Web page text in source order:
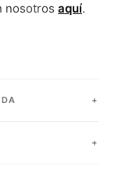
nosotros aquí.